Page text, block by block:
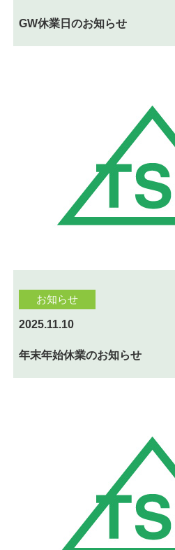
GW休業日のお知らせ
お知らせ
2025.11.10
年末年始休業のお知らせ